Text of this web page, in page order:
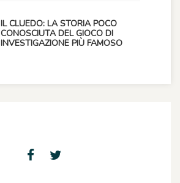
IL CLUEDO: LA STORIA POCO
CONOSCIUTA DEL GIOCO DI
INVESTIGAZIONE PIÙ FAMOSO